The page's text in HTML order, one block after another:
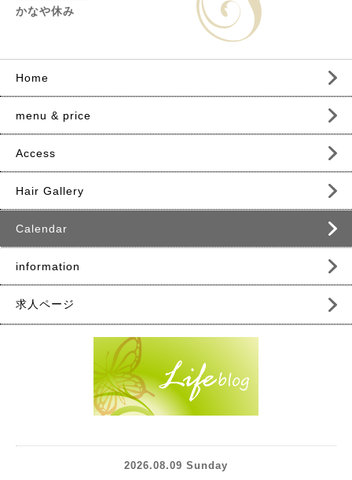
かなや休み
Home
menu & price
Access
Hair Gallery
Calendar
information
求人ページ
2026.08.09 Sunday